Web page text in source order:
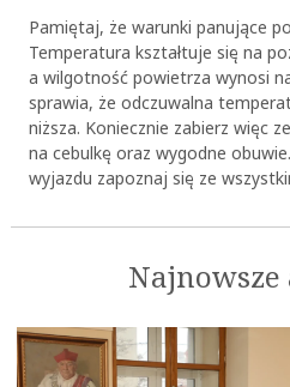
Pamiętaj, że warunki panujące
Temperatura kształtuje się na
a wilgotność powietrza wynosi
sprawia, że odczuwalna
niższa. Koniecznie zabierz więc
na cebulkę oraz wygodne
wyjazdu zapoznaj się ze